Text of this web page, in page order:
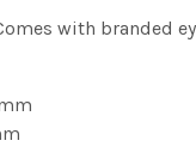
with branded